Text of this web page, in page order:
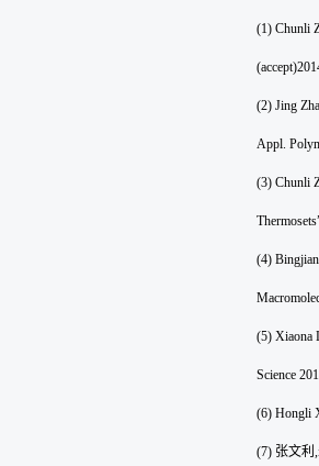
(1) Chunli
(2) Jing
Appl.
(3) Chunli
(4)
(5) Xiaona
Science
(6) Hongli
(7) 张文利 ,